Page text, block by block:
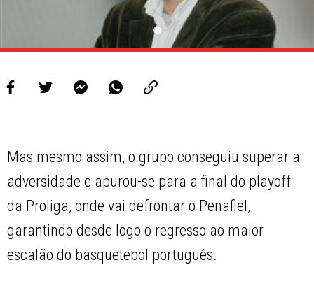
Mas mesmo assim, o grupo conseguiu superar a
adversidade e apurou-se para a final do playoff
da Proliga, onde vai defrontar o Penafiel,
garantindo desde logo o regresso ao maior
escalão do basquetebol português.